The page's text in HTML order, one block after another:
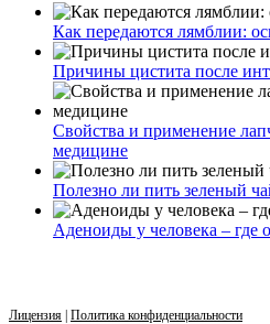
Как передаются лямблии:
Причины цистита после
Свойства и применение
медицине
Полезно ли пить зеленый
Аденоиды у человека – где
Лицензия | Политика конфиденциальности